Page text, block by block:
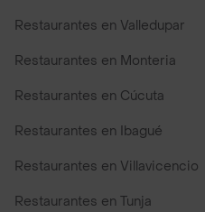
Restaurantes en Valledupar
Restaurantes en Monteria
Restaurantes en Cúcuta
Restaurantes en Ibagué
Restaurantes en Villavicencio
Restaurantes en Tunja